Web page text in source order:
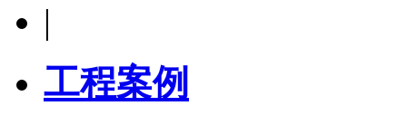
|
工程案例